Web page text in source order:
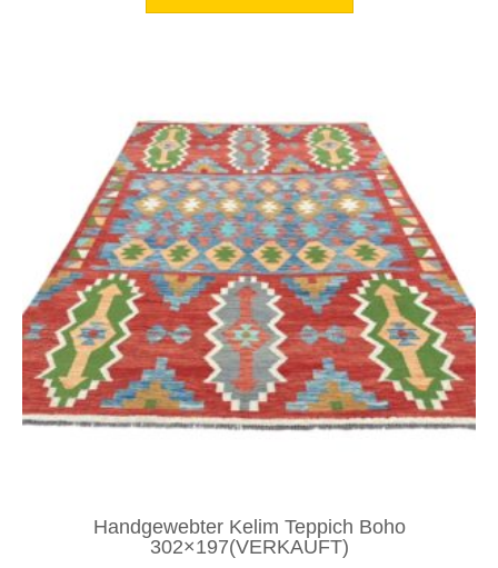
Handgewebter Kelim Teppich Boho
302×197(VERKAUFT)